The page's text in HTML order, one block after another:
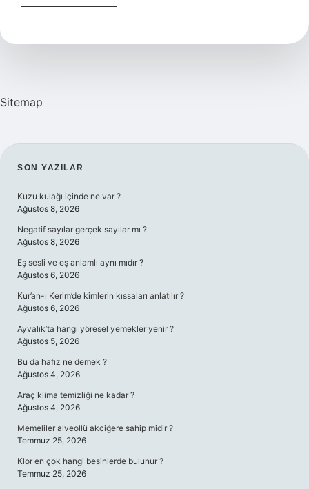
Kemiği
Olur
Sitemap
SIDEBAR
SON YAZILAR
Kuzu kulağı içinde ne var ?
Ağustos 8, 2026
Negatif sayılar gerçek sayılar mı ?
Ağustos 8, 2026
Eş sesli ve eş anlamlı aynı mıdır ?
Ağustos 6, 2026
Kur’an-ı Kerim’de kimlerin kıssaları anlatılır ?
Ağustos 6, 2026
Ayvalık’ta hangi yöresel yemekler yenir ?
Ağustos 5, 2026
Bu da hafız ne demek ?
Ağustos 4, 2026
Araç klima temizliği ne kadar ?
Ağustos 4, 2026
Memeliler alveollü akciğere sahip midir ?
Temmuz 25, 2026
Klor en çok hangi besinlerde bulunur ?
Temmuz 25, 2026